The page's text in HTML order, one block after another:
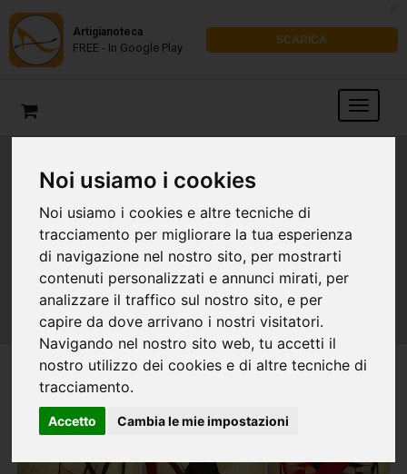
Noi usiamo i cookies
Noi usiamo i cookies e altre tecniche di
tracciamento per migliorare la tua esperienza
di navigazione nel nostro sito, per mostrarti
contenuti personalizzati e annunci mirati, per
analizzare il traffico sul nostro sito, e per
capire da dove arrivano i nostri visitatori.
Navigando nel nostro sito web, tu accetti il
nostro utilizzo dei cookies e di altre tecniche di
tracciamento.
Accetto Cambia le mie impostazioni
Artigianoteca
FREE - In Google Play
SCARICA
RIPARATORE UFFICIALE
AUTORIZZATO JIMMY
CHOO